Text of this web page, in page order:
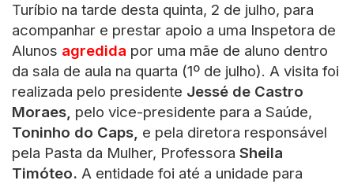
Turíbio na tarde desta quinta, 2 de julho, para
acompanhar e prestar apoio a uma Inspetora de
Alunos agredida por uma mãe de aluno dentro
da sala de aula na quarta (1º de julho). A visita foi
realizada pelo presidente Jessé de Castro
Moraes, pelo vice-presidente para a Saúde,
Toninho do Caps, e pela diretora responsável
pela Pasta da Mulher, Professora Sheila
Timóteo. A entidade foi até a unidade para